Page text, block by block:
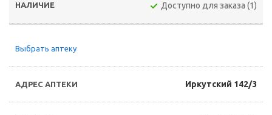
Доступно для заказа (1)
Выбрать аптеку
Иркутский 142/3